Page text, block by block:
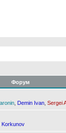
Форум
Demin Ivan Sergei
Korkunov